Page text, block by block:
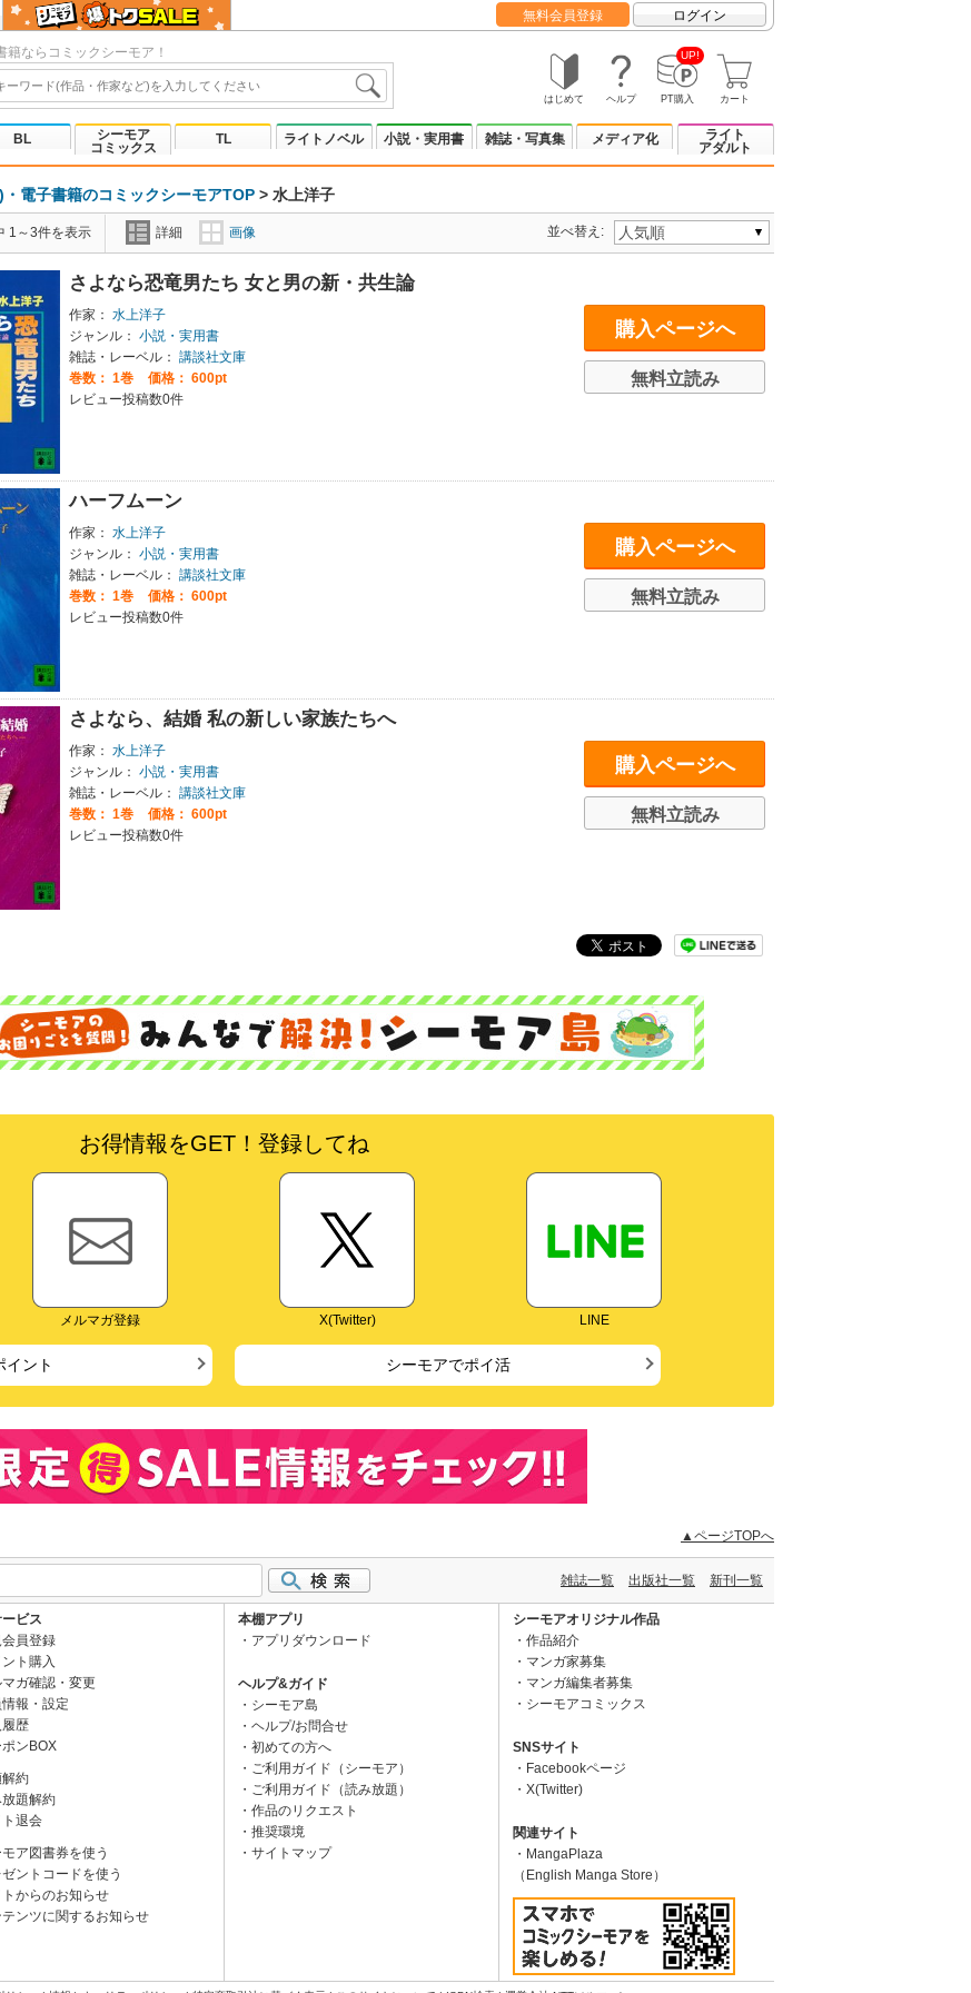
無料会員登録 ログイン
ならコミックシーモア！
はじめて ヘルプ
UP!
PT購入 カート
BL
シーモア
コミックス
TL ライトノベル 小説・実用書 雑誌・写真集 メディア化
ライト
アダルト
電子書籍のコミックシーモアTOP > 水上洋子
1～3件を表示 詳細 画像 並べ替え:
さよなら恐竜男たち 女と男の新・共生論
作家： 水上洋子
ジャンル： 小説・実用書
雑誌・レーベル： 講談社文庫
巻数： 1巻
価格： 600pt
レビュー投稿数0件
購入ページへ
無料立読み
ハーフムーン
作家： 水上洋子
ジャンル： 小説・実用書
雑誌・レーベル： 講談社文庫
巻数： 1巻
価格： 600pt
レビュー投稿数0件
購入ページへ
無料立読み
さよなら、結婚 私の新しい家族たちへ
作家： 水上洋子
ジャンル： 小説・実用書
雑誌・レーベル： 講談社文庫
巻数： 1巻
価格： 600pt
レビュー投稿数0件
購入ページへ
無料立読み
お得情報をGET！登録してね
メルマガ登録 X(Twitter) LINE
イント シーモアでポイ活
▲ページTOPへ
雑誌一覧 出版社一覧 新刊一覧
ビス
員登録
ト購入
マガ確認・変更
報・設定
歴
ポンBOX
解約
題解約
退会
ア図書券を使う
ントコードを使う
からのお知らせ
テンツに関するお知らせ
本棚アプリ
アプリダウンロード
ヘルプ&ガイド
シーモア島
ヘルプ/お問合せ
初めての方へ
ご利用ガイド（シーモア）
ご利用ガイド（読み放題）
作品のリクエスト
推奨環境
サイトマップ
シーモアオリジナル作品
作品紹介
マンガ家募集
マンガ編集者募集
シーモアコミックス
SNSサイト
Facebookページ
X(Twitter)
関連サイト
MangaPlaza
（English Manga Store）